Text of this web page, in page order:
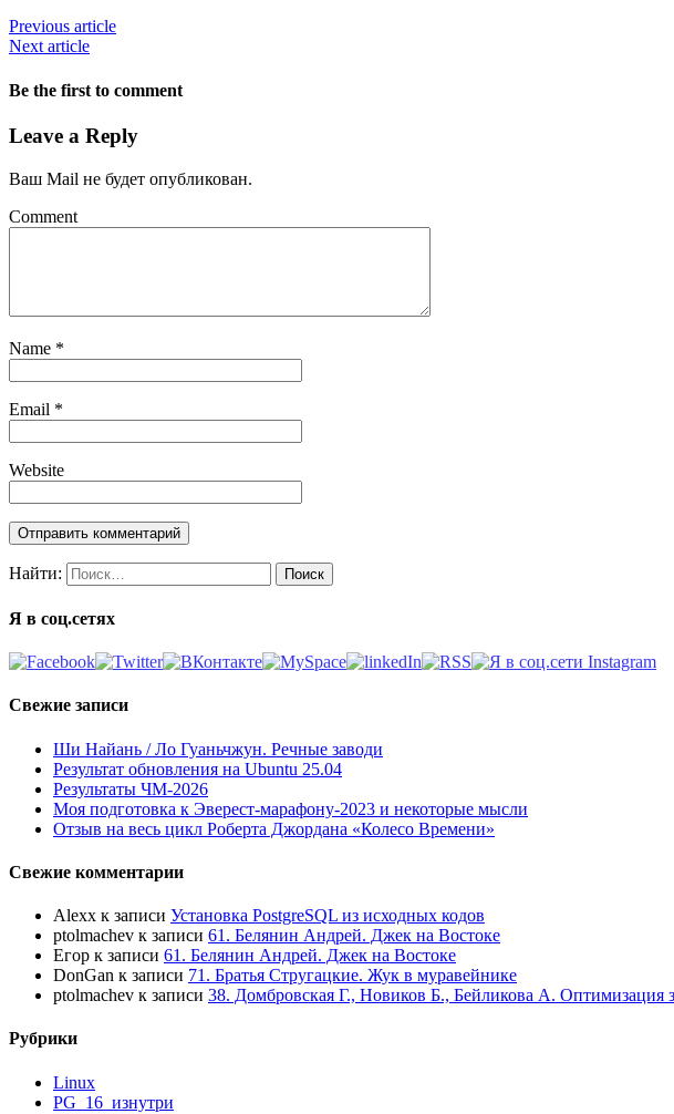
Previous article
Next article
Be the first to comment
Leave a Reply
Ваш Mail не будет опубликован.
Comment
Name *
Email *
Website
Найти:
Я в соц.сетях
Свежие записи
Ши Найань / Ло Гуаньчжун. Речные заводи
Результат обновления на Ubuntu 25.04
Результаты ЧМ-2026
Моя подготовка к Эверест-марафону-2023 и некоторые мысли
Отзыв на весь цикл Роберта Джордана «Колесо Времени»
Свежие комментарии
Alexx к записи Установка PostgreSQL из исходных кодов
ptolmachev к записи 61. Белянин Андрей. Джек на Востоке
Егор к записи 61. Белянин Андрей. Джек на Востоке
DonGan к записи 71. Братья Стругацкие. Жук в муравейнике
ptolmachev к записи 38. Домбровская Г., Новиков Б., Бейликова А. Оптимизация
Рубрики
Linux
PG_16_изнутри